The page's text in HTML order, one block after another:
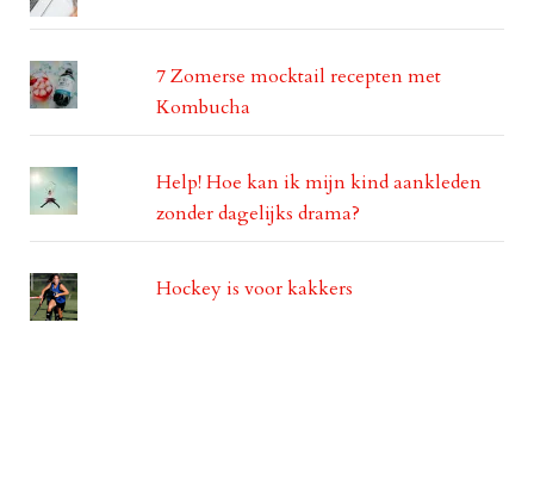
7 Zomerse mocktail recepten met
Kombucha
Help! Hoe kan ik mijn kind aankleden
zonder dagelijks drama?
Hockey is voor kakkers